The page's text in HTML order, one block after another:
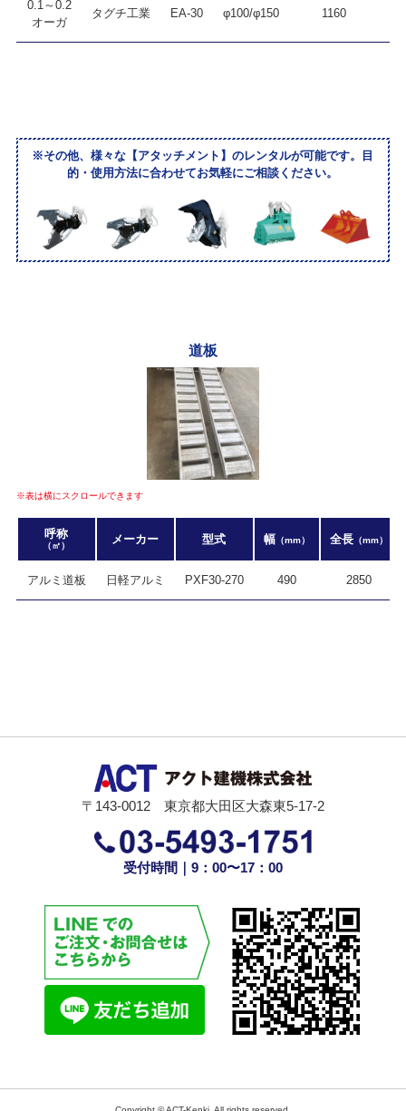
0.1～0.2
オーガ
タグチ工業 EA-30 φ100/φ150 1160
※その他、様々な【アタッチメント】のレンタルが可能です。目
的・使用方法に合わせてお気軽にご相談ください。
道板
※表は横にスクロールできます
呼称
（㎥） メーカー 型式 幅（mm） 全長（mm）
アルミ道板 日軽アルミ PXF30-270 490 2850
〒143-0012 東京都大田区大森東5-17-2
受付時間｜9：00〜17：00